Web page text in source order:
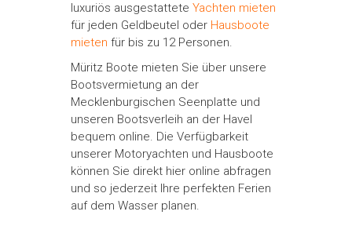
luxuriös ausgestattete Yachten mieten
für jeden Geldbeutel oder Hausboote
mieten für bis zu 12 Personen.
Müritz Boote mieten Sie über unsere
Bootsvermietung an der
Mecklenburgischen Seenplatte und
unseren Bootsverleih an der Havel
bequem online. Die Verfügbarkeit
unserer Motoryachten und Hausboote
können Sie direkt hier online abfragen
und so jederzeit Ihre perfekten Ferien
auf dem Wasser planen.